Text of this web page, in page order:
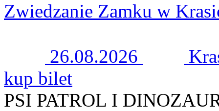
Zwiedzanie Zamku w
26.08.2026
kup bilet
PSI PATROL I